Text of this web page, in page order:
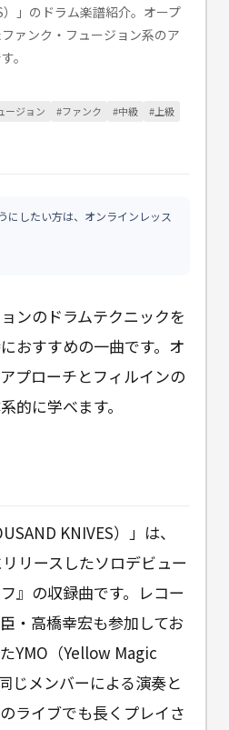
）」のドラム楽譜紹介。オープ
ァンク・フュージョン系のア
。
ージョン #ファンク #中級 #上級
にしたい方は、オンラインレッス
ンのドラムテクニックを
おすすめの一曲です。オ
プローチとフィルインの
的に学べます。
KNIVES）」は、
リースしたソロデビュー
』の収録曲です。レコー
・高橋幸宏も参加してお
YMO（Yellow Magic
じメンバーによる演奏と
ライブでも長くプレイさ